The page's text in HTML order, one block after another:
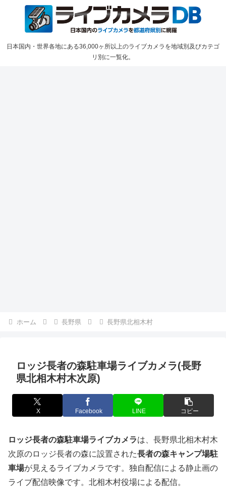
日本国内・世界各地にある36,000ヶ所以上のライブカメラを地域別及びカテゴ
リ別に一覧化。
ホーム 長野県 長野県北相木村
ロッジ長者の森駐車場ライブカメラ(長野
県北相木村木次原)
X Facebook LINE コピー
ロッジ長者の森駐車場ライブカメラは、長野県北相木村木
次原のロッジ長者の森に設置された長者の森キャンプ場駐
車場が見えるライブカメラです。独自配信による静止画の
ライブ配信映像です。北相木村役場による配信。